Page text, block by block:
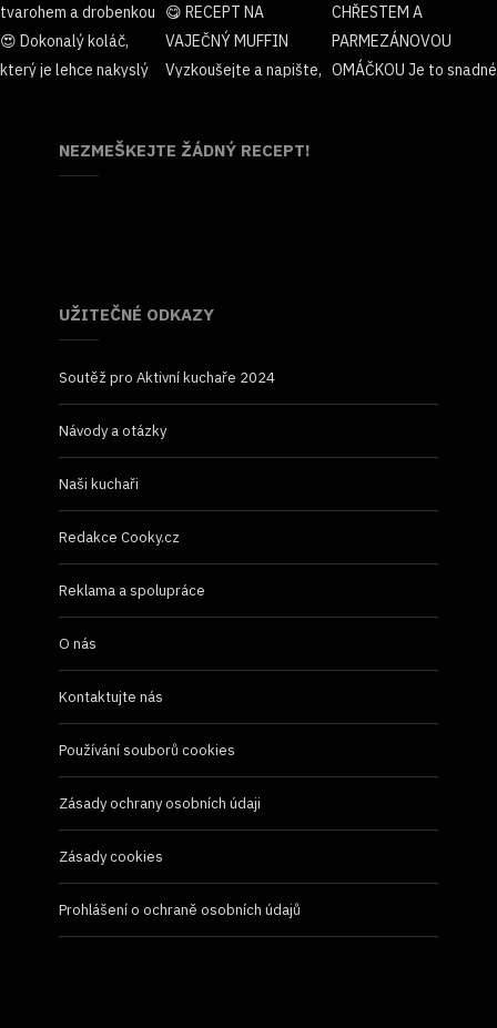
NEZMEŠKEJTE ŽÁDNÝ RECEPT!
UŽITEČNÉ ODKAZY
Soutěž pro Aktivní kuchaře 2024
Návody a otázky
Naši kuchaři
Redakce Cooky.cz
Reklama a spolupráce
O nás
Kontaktujte nás
Používání souborů cookies
Zásady ochrany osobních údaji
Zásady cookies
Prohlášení o ochraně osobních údajů